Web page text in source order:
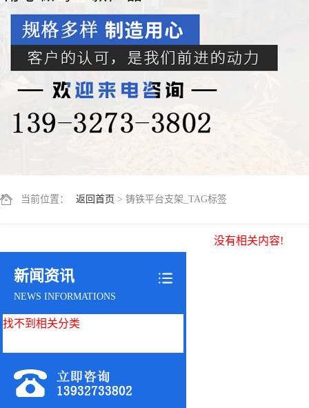
当前位置： 返回首页 > 铸铁平台支架_TAG标签
新闻资讯
NEWS INFORMATIONS
找不到相关分类
没有相关内容!